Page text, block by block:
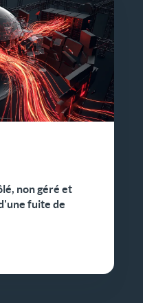
non géré et
fuite de